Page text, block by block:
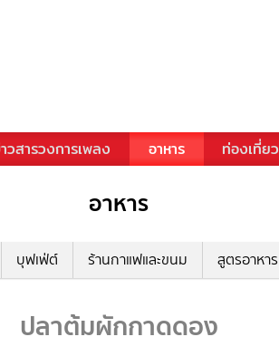
วสารวงการเพลง อาหาร ท่องเที่ยว
อาหาร
บุฟเฟ่ต์ ร้านกาแฟและขนม สูตรอาหาร
ปลาต้มผักกาดดอง